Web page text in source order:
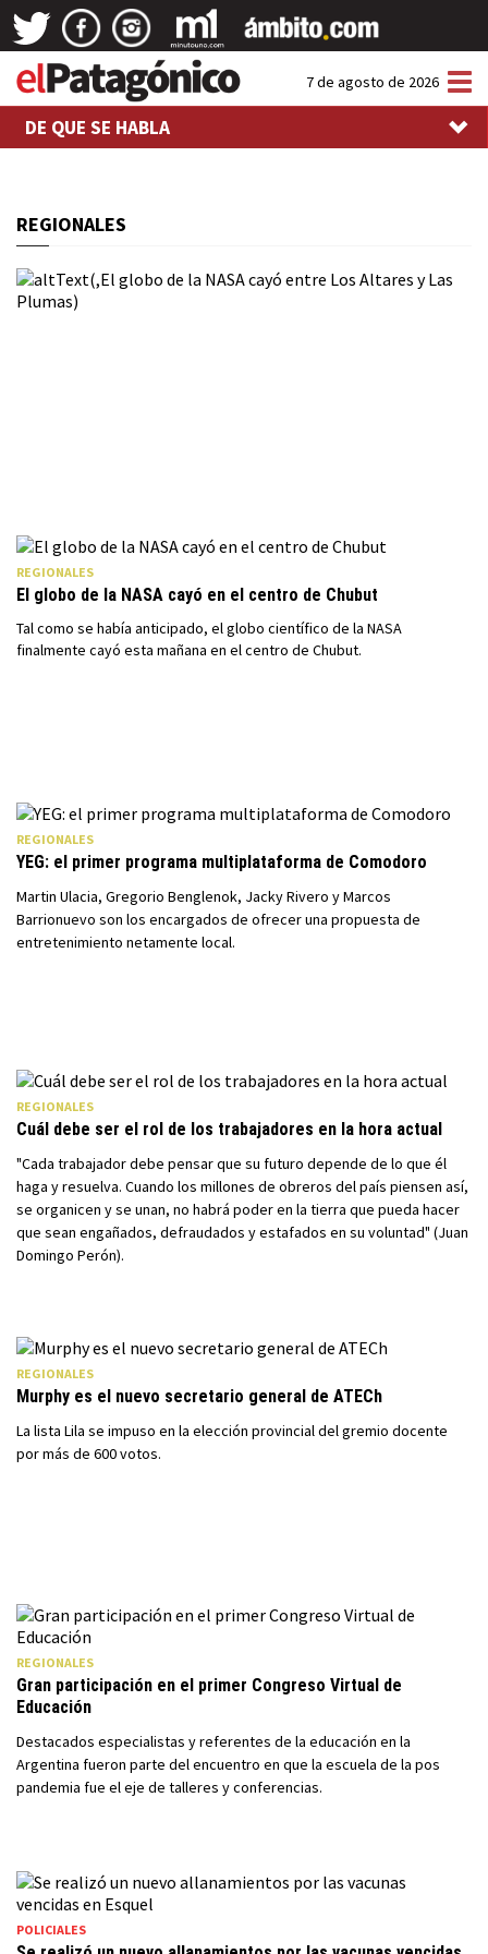
7 de agosto de 2026
DE QUE SE HABLA
REGIONALES
REGIONALES
El globo de la NASA cayó en el centro de Chubut
Tal como se había anticipado, el globo científico de la NASA
finalmente cayó esta mañana en el centro de Chubut.
REGIONALES
YEG: el primer programa multiplataforma de Comodoro
Martin Ulacia, Gregorio Benglenok, Jacky Rivero y Marcos
Barrionuevo son los encargados de ofrecer una propuesta de
entretenimiento netamente local.
REGIONALES
Cuál debe ser el rol de los trabajadores en la hora actual
"Cada trabajador debe pensar que su futuro depende de lo que él
haga y resuelva. Cuando los millones de obreros del país piensen así,
se organicen y se unan, no habrá poder en la tierra que pueda hacer
que sean engañados, defraudados y estafados en su voluntad" (Juan
Domingo Perón).
REGIONALES
Murphy es el nuevo secretario general de ATECh
La lista Lila se impuso en la elección provincial del gremio docente
por más de 600 votos.
REGIONALES
Gran participación en el primer Congreso Virtual de
Educación
Destacados especialistas y referentes de la educación en la
Argentina fueron parte del encuentro en que la escuela de la pos
pandemia fue el eje de talleres y conferencias.
POLICIALES